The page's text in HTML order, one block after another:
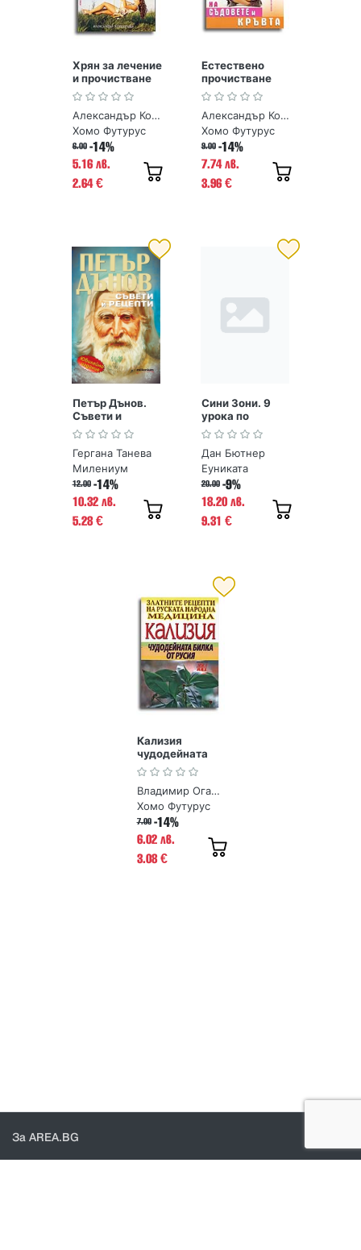
Хрян за лечение
и прочистване
Александър Кородецки
Хомо Футурус
6.00 -14%
5.16 лв.
2.64€
Естествено
прочистване
съдовете и
кръвта
Александър Кородецки
Хомо Футурус
9.00 -14%
7.74 лв.
3.96 €
Петър Дънов.
Съвети и
рецепти
Гергана Танева
Милениум
12.00 -14%
10.32 лв.
5.28€
Сини Зони. 9
урока по
дълголетие от
хората, живели
най-дълго
Дан Бютнер
Еуниката
20.00 -9%
18.20 лв.
9.31 €
Кализия
чудодейната
билка от Русия.
Златните
рецепти на
руската
народна
медицина
Владимир Огарков
Хомо Футурус
7.00 -14%
6.02 лв.
3.08€
За AREA.BG